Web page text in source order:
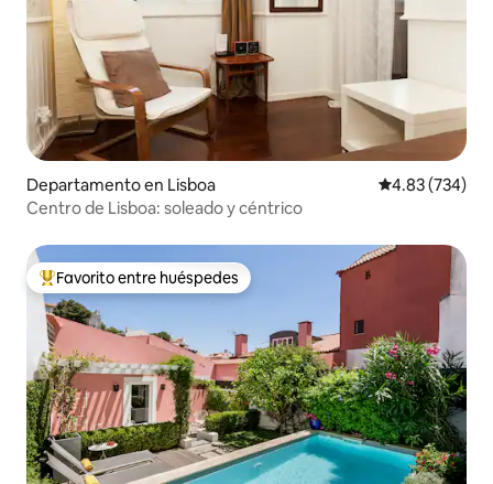
Departamento en Lisboa Calificación
4.83 (734)
Centro de Lisboa: soleado y céntrico
De los mejores en Favorito entre huéspedes
Favorito entre huéspedes